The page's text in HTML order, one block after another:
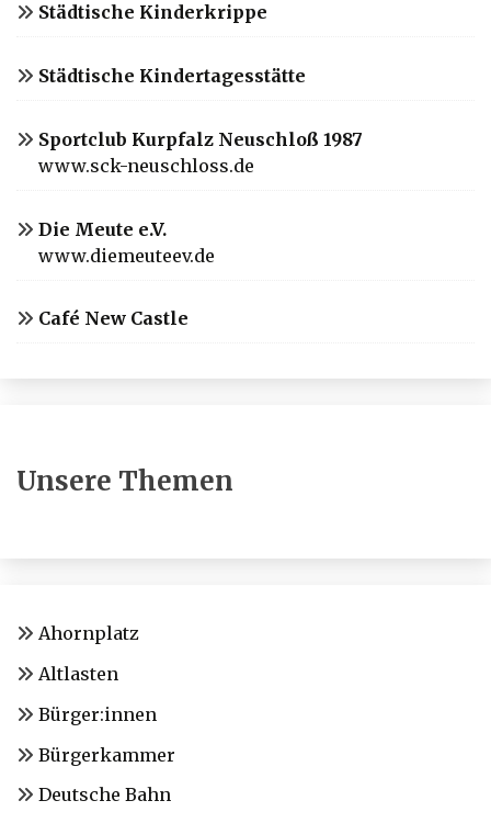
Städtische Kinderkrippe
Städtische Kindertagesstätte
Sportclub Kurpfalz Neuschloß 1987
www.sck-neuschloss.de
Die Meute e.V.
www.diemeuteev.de
Café New Castle
Unsere Themen
Ahornplatz
Altlasten
Bürger:innen
Bürgerkammer
Deutsche Bahn